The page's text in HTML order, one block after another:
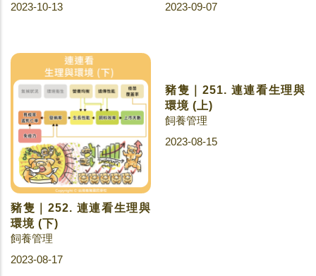
2023-10-13
2023-09-07
豬隻｜252. 連連看生理與
環境 (下)
飼養管理
2023-08-17